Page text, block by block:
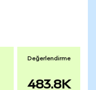
Değerlendirme
483.8K